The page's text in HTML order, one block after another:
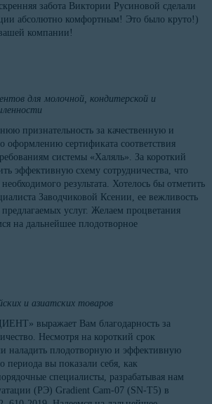
забота Виктории Русиновой сделали
абсолютно комфортным! Это было круто!)
компании!
для молочной, кондитерской и
признательность за качественную и
оформлению сертификата соответствия
системы «Халяль». За короткий
эффективную схему сотрудничества, что
результата. Хотелось бы отметить
Заводчиковой Ксении, ее вежливость
услуг. Желаем процветания
на дальнейшее плодотворное
и азиатских товаров
выражает Вам благодарность за
Несмотря на короткий срок
наладить плодотворную и эффективную
периода вы показали себя, как
специалисты, разрабатывая нам
(РЭ) Gradient Cam-07 (SN-T5) в